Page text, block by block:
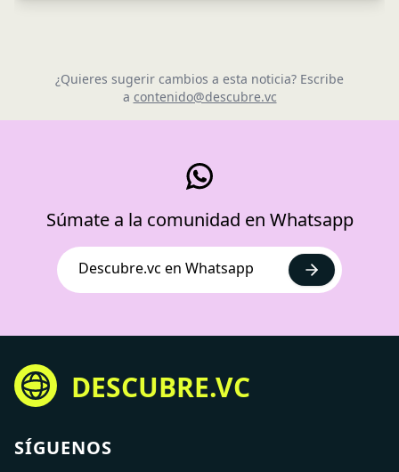
¿Quieres sugerir cambios a esta noticia? Escribe
a contenido@descubre.vc
Súmate a la comunidad en Whatsapp
Descubre.vc en Whatsapp
DESCUBRE.VC
SÍGUENOS